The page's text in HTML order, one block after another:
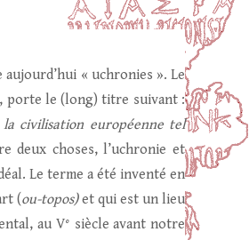
« uchronies ». Le
porte le (long) titre suivant :
la civilisation européenne tel
deux choses, l’uchronie et
Le terme a été inventé en
(ou-topos)et qui est un lieu
au V° siècle avant notre